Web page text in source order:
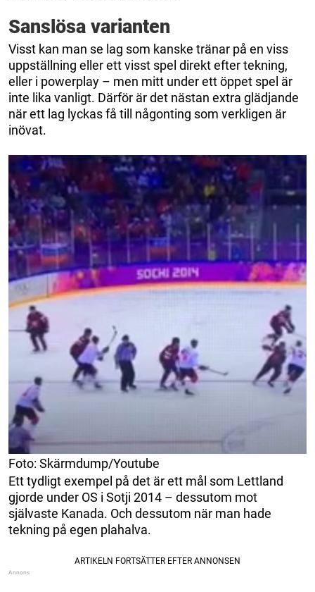
Sanslösa varianten
Visst kan man se lag som kanske tränar på en viss
uppställning eller ett visst spel direkt efter tekning,
eller i powerplay – men mitt under ett öppet spel är
inte lika vanligt. Därför är det nästan extra glädjande
när ett lag lyckas få till någonting som verkligen är
inövat.
Foto: Skärmdump/Youtube
Ett tydligt exempel på det är ett mål som Lettland
gjorde under OS i Sotji 2014 – dessutom mot
självaste Kanada. Och dessutom när man hade
tekning på egen plahalva.